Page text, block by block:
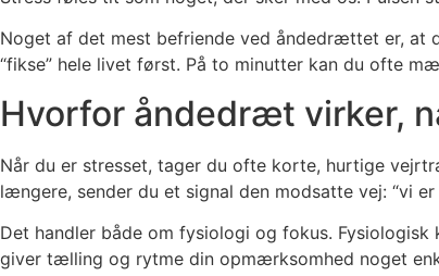
Noget af det mest befriende ved åndedrættet er, at
“fikse” hele livet først. På to minutter kan du ofte
Hvorfor åndedræt virker,
Når du er stresset, tager du ofte korte, hurtige
længere, sender du et signal den modsatte vej: “vi er
Det handler både om fysiologi og fokus.
giver tælling og rytme din opmærksomhed noget